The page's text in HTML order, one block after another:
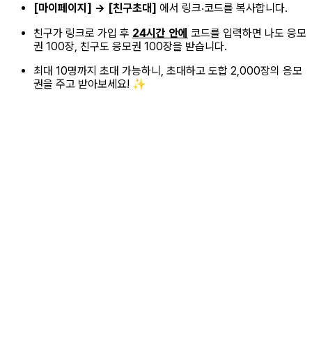
[마이페이지] → [친구초대] 에서 링크‧코드를 복사합니다.
친구가 링크로 가입 후 24시간 안에 코드를 입력하면 나도 응모
권 100장, 친구도 응모권 100장을 받습니다.
최대 10명까지 초대 가능하니, 초대하고 도합 2,000장의 응모
권을 주고 받아보세요! ✨